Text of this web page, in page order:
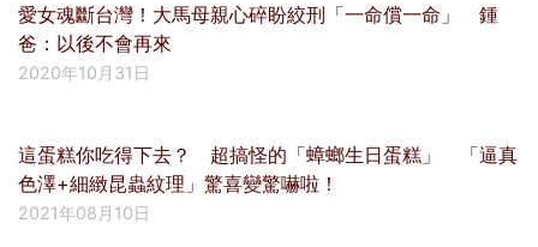
愛女魂斷台灣！大馬母親心碎盼絞刑「一命償一命」 鍾
爸：以後不會再來
2020年10月31日
這蛋糕你吃得下去？ 超搞怪的「蟑螂生日蛋糕」 「逼真
色澤+細緻昆蟲紋理」驚喜變驚嚇啦！
2021年08月10日